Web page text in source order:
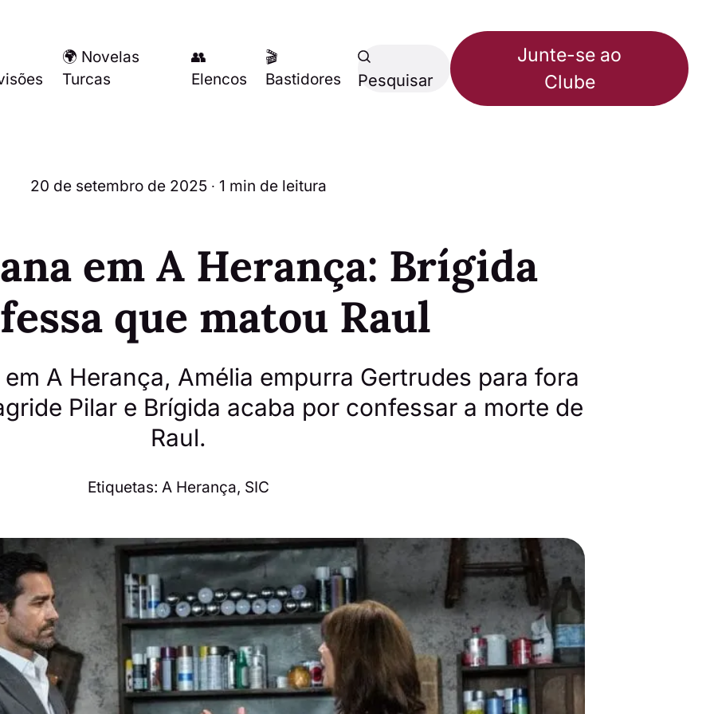
🌍 Novelas
Turcas
👥
Elencos
🎬
Bastidores
Pesquisar
Junte-se ao
Clube
20 de setembro de 2025 ∙ 1 min de leitura
em A Herança: Brígida
que matou Raul
A Herança, Amélia empurra Gertrudes para fora
Pilar e Brígida acaba por confessar a morte de
Raul.
Etiquetas: A Herança, SIC